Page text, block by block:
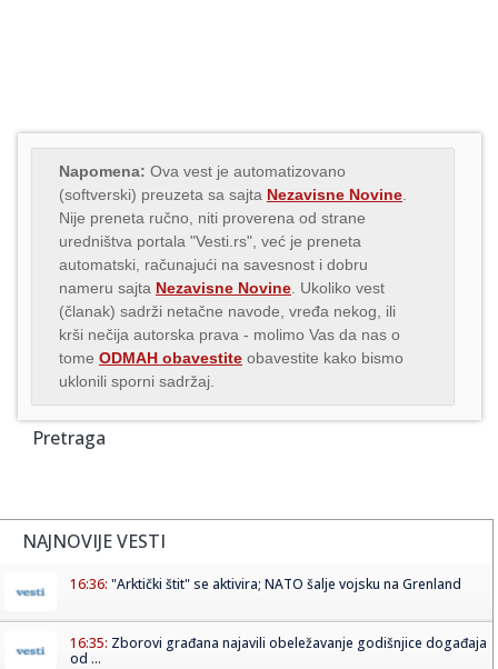
Napomena: Ova vest je automatizovano
(softverski) preuzeta sa sajta Nezavisne Novine
Nije preneta ručno, niti proverena od strane
uredništva portala "Vesti.rs", već je preneta
automatski, računajući na savesnost i dobru
nameru sajta Nezavisne Novine . Ukoliko vest
(članak) sadrži netačne navode, vređa nekog, ili
krši nečija autorska prava - molimo Vas da nas o
tome ODMAH obavestite obavestite kako bismo
uklonili sporni sadržaj.
Pretraga
NAJNOVIJE VESTI
16:36: "Arktički štit" se aktivira; NATO šalje vojsku na Grenland
16:35: Zborovi građana najavili obeležavanje godišnjice događaja
od ...